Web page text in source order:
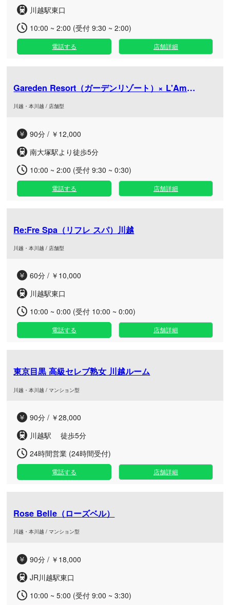
川越駅東口
10:00 ~ 2:00 (受付 9:30 ~ 2:00)
電話する 店舗詳細
Gareden Resort（ガーデンリゾート）× L'Amant（ラマ
川越・本川越 / 店舗型
90分 / ￥12,000
南大塚駅より徒歩5分
10:00 ~ 2:00 (受付 9:30 ~ 0:30)
電話する 店舗詳細
Re:Fre Spa（リフレ スパ）川越
川越・本川越 / 店舗型
60分 / ￥10,000
川越駅東口
10:00 ~ 0:00 (受付 10:00 ~ 0:00)
電話する 店舗詳細
東京目黒 高級セレブ熟女 川越ルーム
川越・本川越 / マンション型
90分 / ￥28,000
川越駅 徒歩5分
24時間営業 (24時間受付)
電話する 店舗詳細
Rose Belle（ローズベル）
川越・本川越 / マンション型
90分 / ￥18,000
JR川越駅東口
10:00 ~ 5:00 (受付 9:00 ~ 3:30)